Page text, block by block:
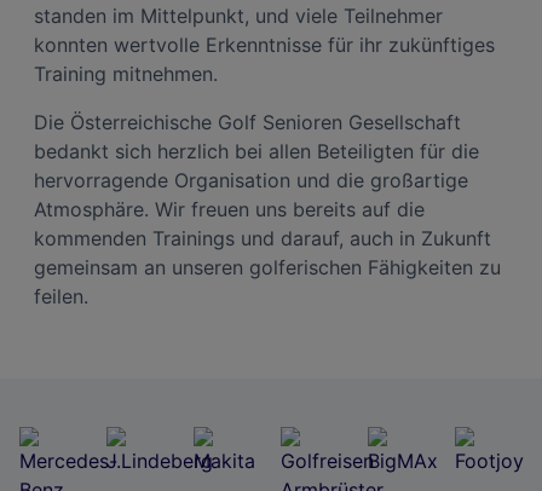
standen im Mittelpunkt, und viele Teilnehmer
konnten wertvolle Erkenntnisse für ihr zukünftiges
Training mitnehmen.
Die Österreichische Golf Senioren Gesellschaft
bedankt sich herzlich bei allen Beteiligten für die
hervorragende Organisation und die großartige
Atmosphäre. Wir freuen uns bereits auf die
kommenden Trainings und darauf, auch in Zukunft
gemeinsam an unseren golferischen Fähigkeiten zu
feilen.